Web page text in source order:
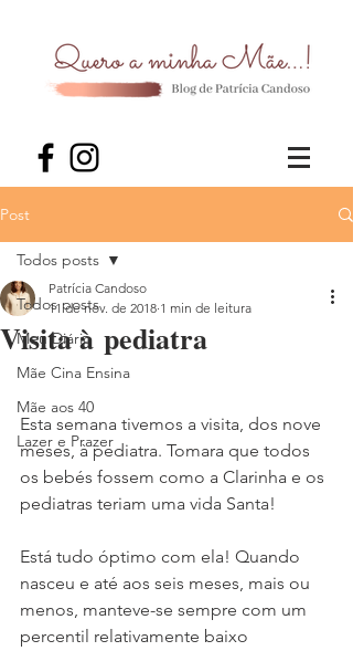
Post
Todos posts
Meu Diário
Mãe Cina Ensina
Mãe aos 40
Lazer e Prazer
Todos posts
Visita à pediatra
Patrícia Candoso
11 de nov. de 2018 1 min de leitura
Esta semana tivemos a visita, dos nove
meses, à pediatra. Tomara que todos
os bebés fossem como a Clarinha e os
pediatras teriam uma vida Santa!
Está tudo óptimo com ela! Quando
nasceu e até aos seis meses, mais ou
menos, manteve-se sempre com um
percentil relativamente baixo